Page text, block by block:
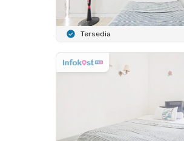
Tersedia